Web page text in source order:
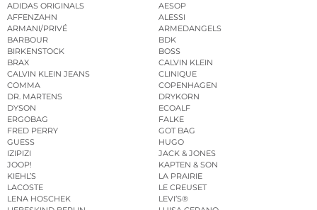
ADIDAS ORIGINALS
AESOP
AFFENZAHN
ALESSI
ARMANI/PRIVÉ
ARMEDANGELS
BARBOUR
BDK
BIRKENSTOCK
BOSS
BRAX
CALVIN KLEIN
CALVIN KLEIN JEANS
CLINIQUE
COMMA
COPENHAGEN
DR. MARTENS
DRYKORN
DYSON
ECOALF
ERGOBAG
FALKE
FRED PERRY
GOT BAG
GUESS
HUGO
IZIPIZI
JACK & JONES
JOOP!
KAPTEN & SON
KIEHL’S
LA PRAIRIE
LACOSTE
LE CREUSET
LENA HOSCHEK
LEVI’S®